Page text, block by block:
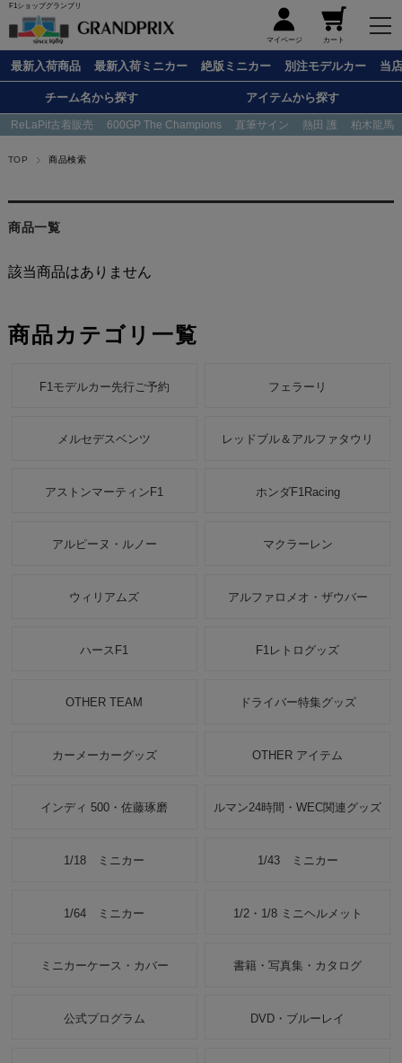
F1ショップグランプリ
マイページ カート
最新入荷商品 最新入荷ミニカー 絶版ミニカー 別注モデルカー 当
チーム名から探す アイテムから探す
ReLaPit古着販売 600GP The Champions 直筆サイン 熱田 護 柏木龍馬
TOP 商品検索
商品一覧
該当商品はありません
商品カテゴリ一覧
F1モデルカー先行ご予約 フェラーリ
メルセデスベンツ レッドブル＆アルファタウリ
アストンマーティンF1 ホンダF1Racing
アルピーヌ・ルノー マクラーレン
ウィリアムズ アルファロメオ・ザウバー
ハースF1 F1レトログッズ
OTHER TEAM ドライバー特集グッズ
カーメーカーグッズ OTHER アイテム
インディ 500・佐藤琢磨 ルマン24時間・WEC関連グッズ
1/18 ミニカー 1/43 ミニカー
1/64 ミニカー 1/2・1/8 ミニヘルメット
ミニカーケース・カバー 書籍・写真集・カタログ
公式プログラム DVD・ブルーレイ